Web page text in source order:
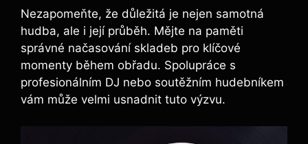
Nezapomeňte, že důležitá je nejen samotná
hudba, ale i její průběh. Mějte na paměti
správné načasování skladeb pro klíčové
momenty během obřadu. Spolupráce s
profesionálním DJ nebo soutěžním hudebníkem
vám může velmi usnadnit tuto výzvu.